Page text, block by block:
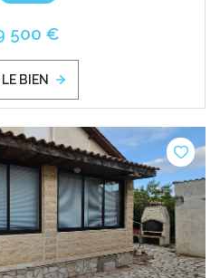
500 €
BIEN